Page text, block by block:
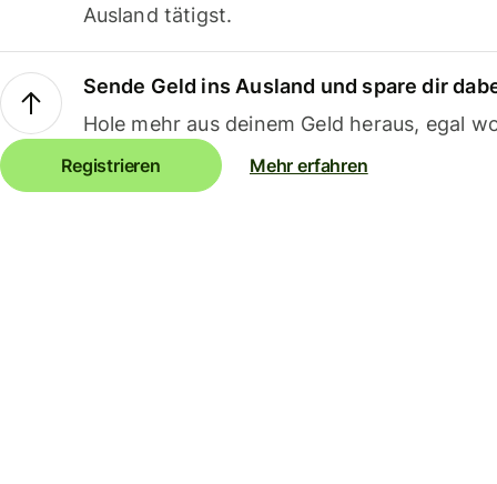
Ausland tätigst.
Sende Geld ins Ausland und spare dir
Hole mehr aus deinem Geld heraus, egal
Registrieren Mehr erfahren